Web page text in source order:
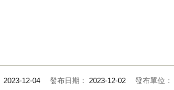
2023-12-04 發布日期： 2023-12-02 發布單位：